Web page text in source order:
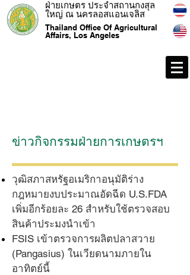
ฝ่ายเกษตร ประจำสถานกงสุล
ใหญ่ ณ นครลอสแอนเจลิส
Thailand Office Of Agricultural
Affairs, Los Angeles
ข่าวกิจกรรมฝ่ายการเกษตรฯ
วุฒิสภาสหรัฐอเมริกาอนุมัติร่าง
กฎหมายงบประมาณอัดฉีด U.S.FDA
เพิ่มอีกร้อยละ 26 สำหรับใช้ตรวจสอบ
สินค้าประมงนำเข้า
FSIS เข้าตรวจการผลิตปลาสวาย
(Pangasius) ในเวียดนามภายใน
อาทิตย์นี้